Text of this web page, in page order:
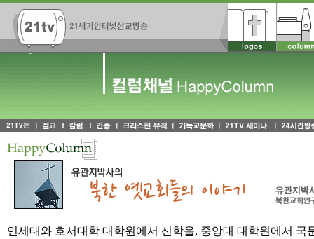
연세대와 호서대학 대학원에서 신학을, 중앙대 대학원에서 국